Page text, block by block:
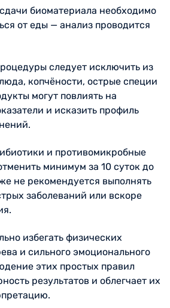
биоматериала необходимо
от еды — анализ проводится
следует исключить из
копчёности, острые специи
могут повлиять на
и исказить профиль
и противомикробные
минимум за 10 суток до
не рекомендуется выполнять
заболеваний или вскоре
избегать физических
и сильного эмоционального
этих простых правил
результатов и облегчает их